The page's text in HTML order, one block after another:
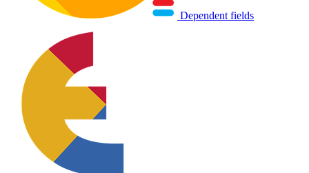
Dependent fields